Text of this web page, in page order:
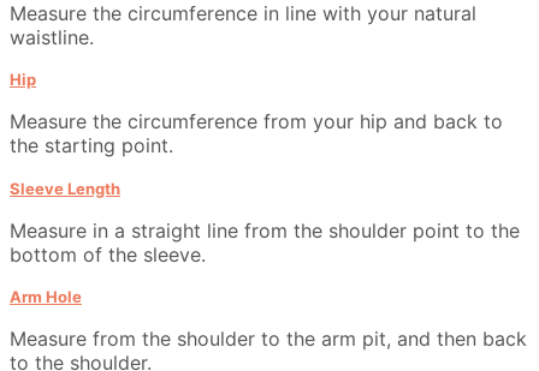
Measure the circumference in line with your natural
waistline.
Hip
Measure the circumference from your hip and back to
the starting point.
Sleeve Length
Measure in a straight line from the shoulder point to the
bottom of the sleeve.
Arm Hole
Measure from the shoulder to the arm pit, and then back
to the shoulder.